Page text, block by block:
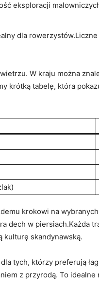
​eksploracji
‌dla
W kraju można
krótką tabelę, która
‍krokowi​ na
dech w piersiach.Każda
kulturę skandynawską.
tych, którzy ⁤preferują
z przyrodą. To‍